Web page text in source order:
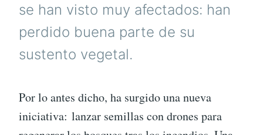
se han visto muy afectados: han
perdido buena parte de su
sustento vegetal.
Por lo antes dicho, ha surgido una nueva
iniciativa: lanzar semillas con drones para